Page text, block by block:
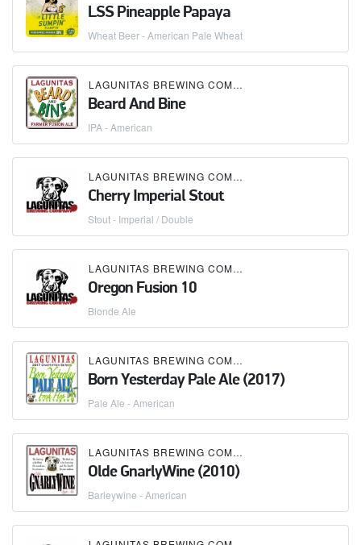
LSS Pineapple Papaya
Wheat Beer - American Pale Wheat
LAGUNITAS BREWING COMPANY
Beard And Bine
IPA - American
LAGUNITAS BREWING COMPANY
Cherry Imperial Stout
Stout - Imperial / Double
LAGUNITAS BREWING COMPANY
Oregon Fusion 10
Blonde Ale
LAGUNITAS BREWING COMPANY
Born Yesterday Pale Ale (2017)
Pale Ale - American
LAGUNITAS BREWING COMPANY
Olde GnarlyWine (2010)
Barleywine - American